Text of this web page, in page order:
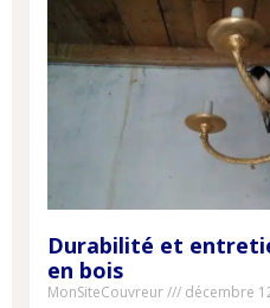
Durabilité et
en bois
MonSiteCouvreur décembre